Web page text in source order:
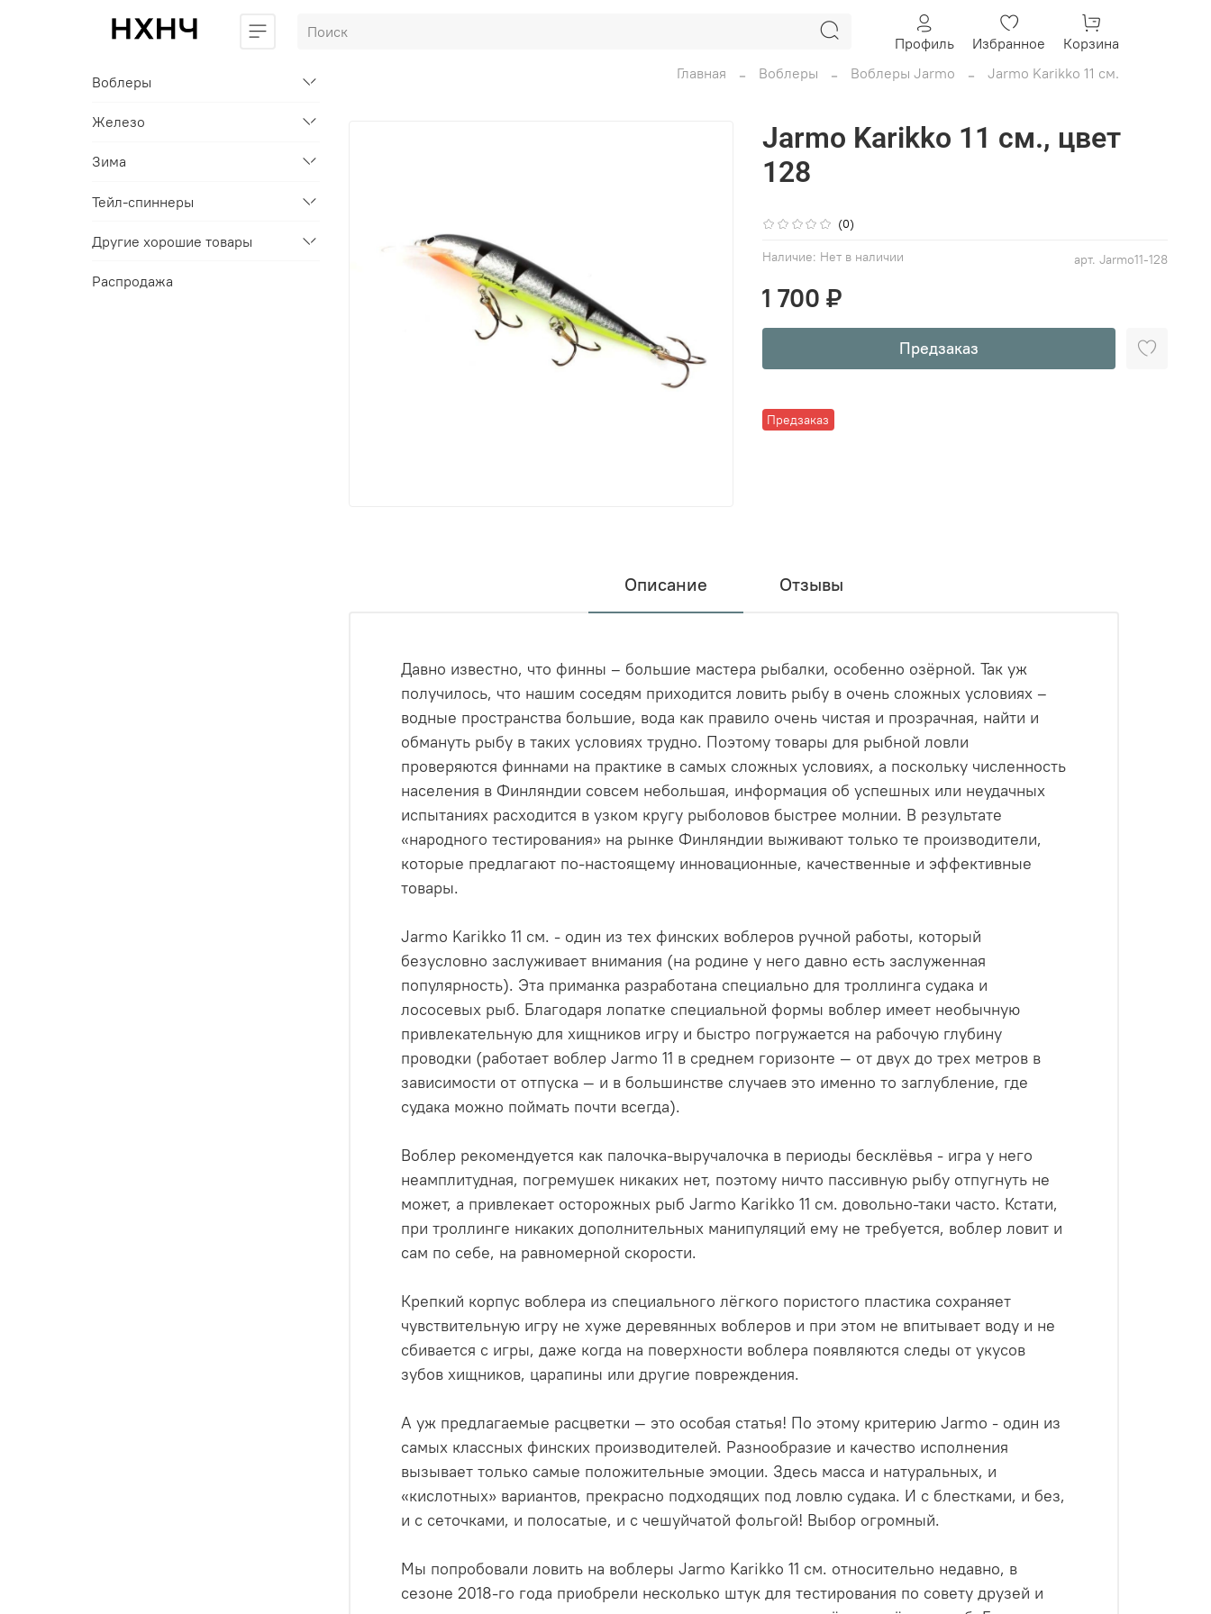
Профиль Избранное
Корзина
Главная
Воблеры Воблеры Jarmo Jarmo Karikko 11 см.
(0)
арт.Jarmo11-128
Наличие: Нет в наличии
Предзаказ
Jarmo Karikko 11 см., цвет
128
1 700 ₽
Предзаказ
Описание Отзывы
Давно известно, что финны – большие мастера рыбалки, особенно озёрной. Так уж
получилось, что нашим соседям приходится ловить рыбу в очень сложных условиях –
водные пространства большие, вода как правило очень чистая и прозрачная, найти и
обмануть рыбу в таких условиях трудно. Поэтому товары для рыбной ловли
проверяются финнами на практике в самых сложных условиях, а поскольку численность
населения в Финляндии совсем небольшая, информация об успешных или неудачных
испытаниях расходится в узком кругу рыболовов быстрее молнии. В результате
«народного тестирования» на рынке Финляндии выживают только те производители,
которые предлагают по-настоящему инновационные, качественные и эффективные
товары.
Jarmo Karikko 11 см. - один из тех финских воблеров ручной работы, который
безусловно заслуживает внимания (на родине у него давно есть заслуженная
популярность). Эта приманка разработана специально для троллинга судака и
лососевых рыб. Благодаря лопатке специальной формы воблер имеет необычную
привлекательную для хищников игру и быстро погружается на рабочую глубину
проводки (работает воблер Jarmo 11 в среднем горизонте — от двух до трех метров в
зависимости от отпуска — и в большинстве случаев это именно то заглубление, где
судака можно поймать почти всегда).
Воблер рекомендуется как палочка-выручалочка в периоды бесклёвья - игра у него
неамплитудная, погремушек никаких нет, поэтому ничто пассивную рыбу отпугнуть не
может, а привлекает осторожных рыб Jarmo Karikko 11 см. довольно-таки часто. Кстати,
при троллинге никаких дополнительных манипуляций ему не требуется, воблер ловит и
сам по себе, на равномерной скорости.
Крепкий корпус воблера из специального лёгкого пористого пластика сохраняет
чувствительную игру не хуже деревянных воблеров и при этом не впитывает воду и не
сбивается с игры, даже когда на поверхности воблера появляются следы от укусов
зубов хищников, царапины или другие повреждения.
А уж предлагаемые расцветки — это особая статья! По этому критерию Jarmo - один из
самых классных финских производителей. Разнообразие и качество исполнения
вызывает только самые положительные эмоции. Здесь масса и натуральных, и
«кислотных» вариантов, прекрасно подходящих под ловлю судака. И с блестками, и без,
и с сеточками, и полосатые, и с чешуйчатой фольгой! Выбор огромный.
Мы попробовали ловить на воблеры Jarmo Karikko 11 см. относительно недавно, в
сезоне 2018-го года приобрели несколько штук для тестирования по совету друзей и
Воблеры
Железо
Зима
Тейл-спиннеры
Другие хорошие товары
Распродажа